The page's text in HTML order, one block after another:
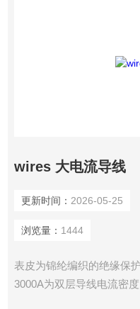
wires 大电流导线
更新时间： 2026-05-25
浏览量： 1444
表皮为锦纶编织的绝缘保
3000A为双层导线电流密